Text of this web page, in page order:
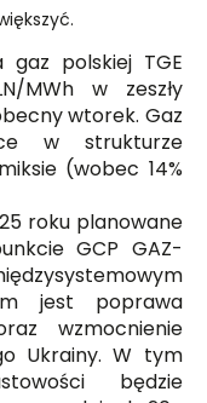
gaz polskiej TGE
MWh w zeszły
wtorek. Gaz
w strukturze
(wobec 14%
roku planowane
GCP GAZ-
jest poprawa
wzmocnienie
Ukrainy. W tym
będzie